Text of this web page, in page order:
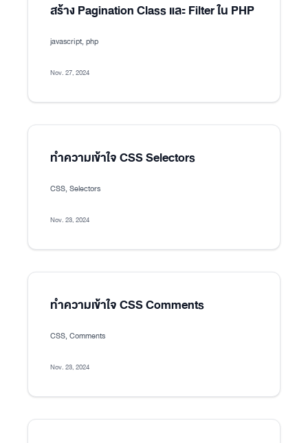
สร้าง Pagination Class และ Filter ใน PHP
javascript, php
Nov. 27, 2024
ทำความเข้าใจ CSS Selectors
CSS, Selectors
Nov. 23, 2024
ทำความเข้าใจ CSS Comments
CSS, Comments
Nov. 23, 2024